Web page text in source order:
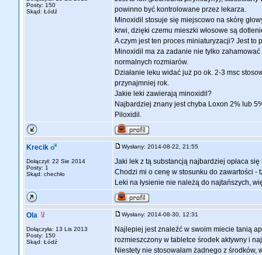
Posty: 150
Skąd: Łódź
powinno być kontrolowane przez lekarza.
Minoxidil stosuje się miejscowo na skórę
krwi, dzięki czemu mieszki włosowe są
A czym jest ten proces miniaturyzacji? Jest to
Minoxidil ma za zadanie nie tylko
normalnych rozmiarów.
Działanie leku widać już po ok. 2-3 msc
przynajmniej rok.
Jakie leki zawierają minoxidil?
Najbardziej znany jest chyba Loxon 2% lub
Piloxidil.
Krecik
Dołączył: 22 Sie 2014
Posty: 1
Skąd: chechło
Wysłany: 2014-08-22, 21:55
Jaki lek z tą substancją najbardziej opłaca się
Chodzi mi o cenę w stosunku do zawartości
Leki na łysienie nie należą do najtańszych,
Ola
Dołączyła: 13 Lis 2013
Posty: 150
Skąd: Łódź
Wysłany: 2014-08-30, 12:31
Najlepiej jest znaleźć w swoim miecie tanią
rozmieszczony w tabletce środek aktywny i
Niestety nie stosowałam żadnego z